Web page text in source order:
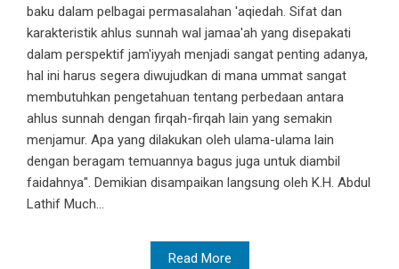
baku dalam pelbagai permasalahan 'aqiedah. Sifat dan
karakteristik ahlus sunnah wal jamaa'ah yang disepakati
dalam perspektif jam'iyyah menjadi sangat penting adanya,
hal ini harus segera diwujudkan di mana ummat sangat
membutuhkan pengetahuan tentang perbedaan antara
ahlus sunnah dengan firqah-firqah lain yang semakin
menjamur. Apa yang dilakukan oleh ulama-ulama lain
dengan beragam temuannya bagus juga untuk diambil
faidahnya". Demikian disampaikan langsung oleh K.H. Abdul
Lathif Much...
Read More